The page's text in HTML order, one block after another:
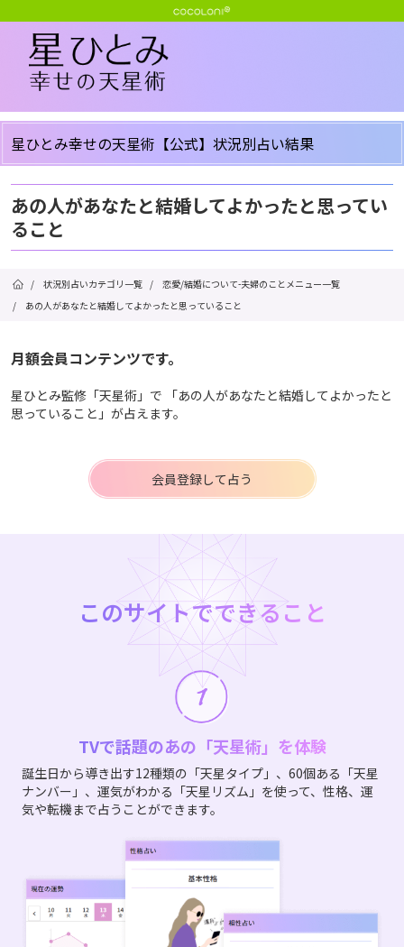
星ひとみ幸せの天星術【公式】状況別占い結果
あの人があなたと結婚してよかったと思ってい
ること
/ 状況別占いカテゴリ一覧 /
恋愛/結婚について-夫婦のことメニュー一覧
/
あの人があなたと結婚してよかったと思っていること
月額会員コンテンツです。
星ひとみ監修「天星術」で 「あの人があなたと結婚してよかったと
思っていること」が占えます。
会員登録して占う
このサイトでできること
TVで話題のあの「天星術」を体験
誕生日から導き出す12種類の「天星タイプ」、60個ある「天星
ナンバー」、運気がわかる「天星リズム」を使って、性格、運
気や転機まで占うことができます。